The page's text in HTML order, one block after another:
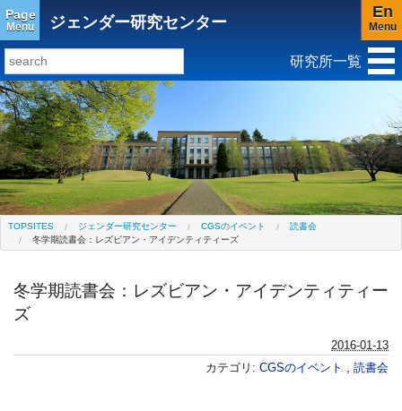
Page
Menu ジェンダー研究センター
En
Menu
研究所トップ 教育研究所
キリスト教と文化研究所 アジア文化研究所
平和研究所 グローバル言語教育研究センター(閉所)
ジェンダー研究センター
研究所一覧
TOPSITES ジェンダー研究センター CGSのイベント
読書会
冬学期読書会：レズビアン・アイデンティティーズ
冬学期読書会：レズビアン・アイデンティティー
ズ
2016-01-13
カテゴリ: CGSのイベント , 読書会